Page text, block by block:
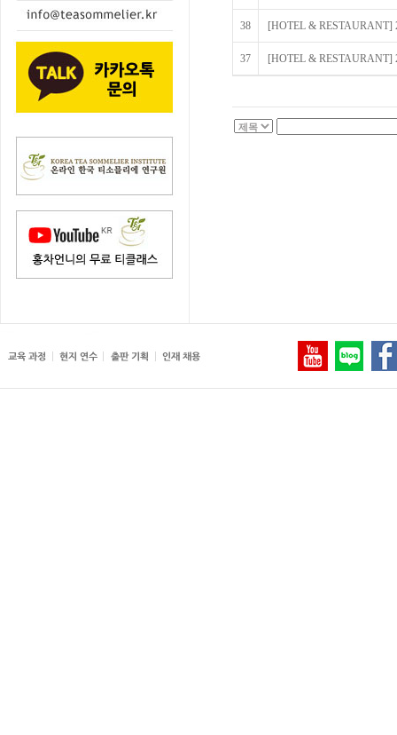
38 [HOTEL & RESTAURANT]
37 [HOTEL & RESTAURANT]